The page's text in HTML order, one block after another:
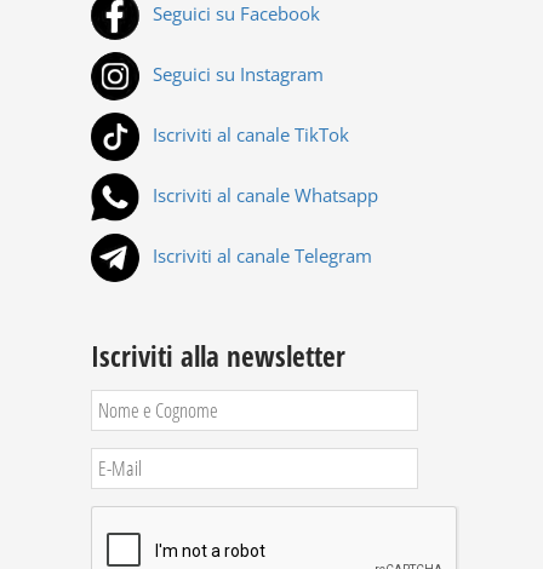
Seguici su Facebook
Seguici su Instagram
Iscriviti al canale TikTok
Iscriviti al canale Whatsapp
Iscriviti al canale Telegram
Iscriviti alla newsletter